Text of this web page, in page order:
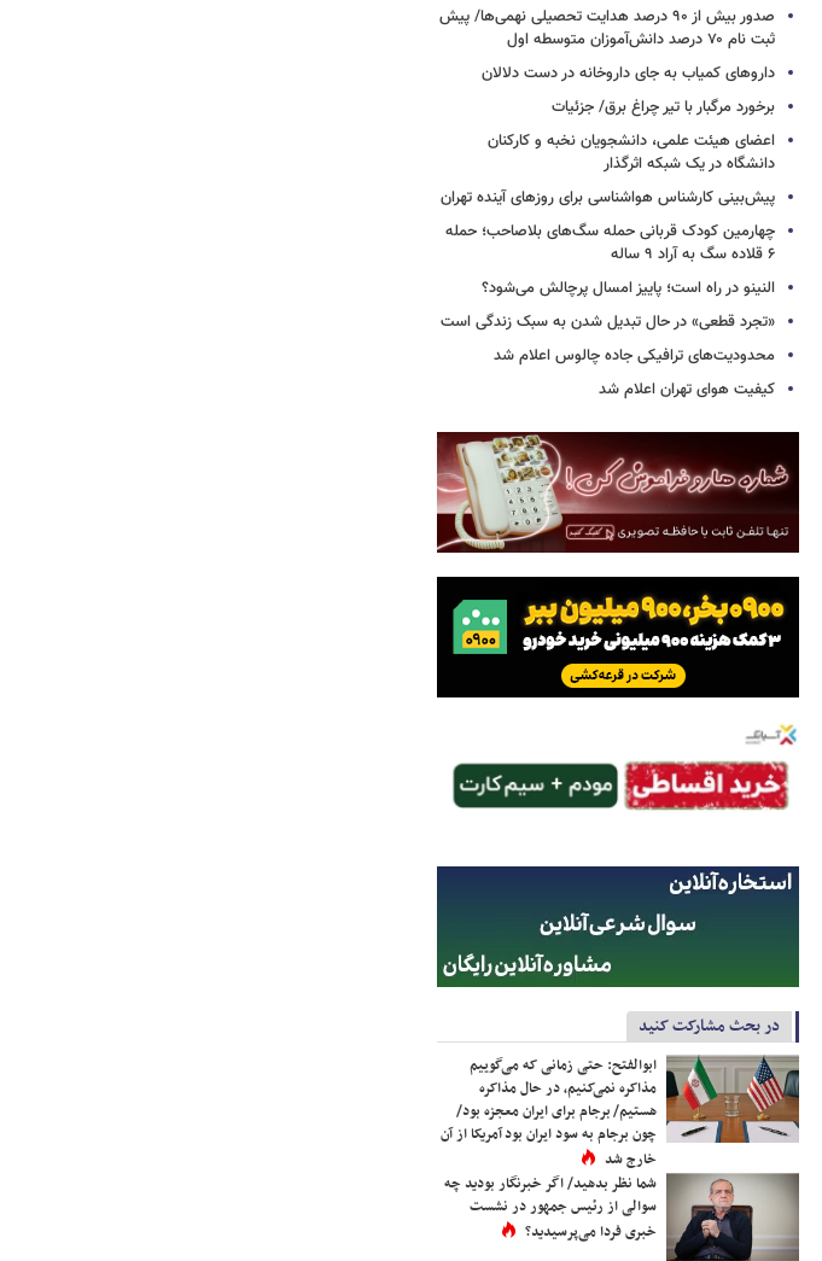
صدور بیش از ۹۰ درصد هدایت تحصیلی نهمی‌ها/ پیش
ثبت نام ۷۰ درصد دانش‌آموزان متوسطه اول
داروهای کمیاب به جای داروخانه در دست دلالان
برخورد مرگبار با تیر چراغ برق/ جزئیات
اعضای هیئت علمی، دانشجویان نخبه و کارکنان
دانشگاه در یک شبکه‌ اثرگذار
پیش‌بینی کارشناس هواشناسی برای روزهای آینده تهران
چهارمین کودک قربانی حمله سگ‌های بلاصاحب؛ حمله
۶ قلاده سگ به آراد ۹ ساله
النینو در راه است؛ پاییز امسال پرچالش می‌شود؟
«تجرد قطعی» در حال تبدیل شدن به سبک زندگی است
محدودیت‌های ترافیکی جاده چالوس اعلام شد
کیفیت هوای تهران اعلام شد
در بحث مشارکت کنید
ابوالفتح: حتی زمانی که می‌گوییم
مذاکره نمی‌کنیم، در حال مذاکره
هستیم/ برجام برای ایران معجزه بود/
چون برجام به سود ایران بود آمریکا از آن
خارج شد
شما نظر بدهید/ اگر خبرنگار بودید چه
سوالی از رئیس جمهور در نشست
خبری فردا می‌پرسیدید؟